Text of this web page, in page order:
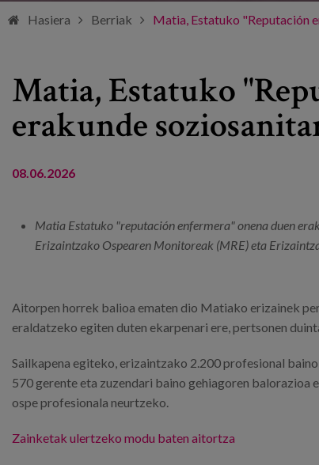
Hasiera Berriak Matia, Estatuko "Reputación
Matia, Estatuko
erakunde
08.06.2026
Matia Estatuko "reputación enfermera" onena duen
Erizaintzako Ospearen Monitoreak (MRE) eta
Aitorpen horrek balioa ematen dio Matiako erizainek
eraldatzeko egiten duten ekarpenari ere, pertsonen
Sailkapena egiteko, erizaintzako 2.200 profesional
570 gerente eta zuzendari baino gehiagoren balorazioa
ospe profesionala neurtzeko.
Zainketak ulertzeko modu baten aitortza